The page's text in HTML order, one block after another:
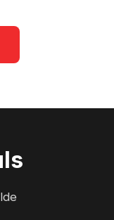
Dette er